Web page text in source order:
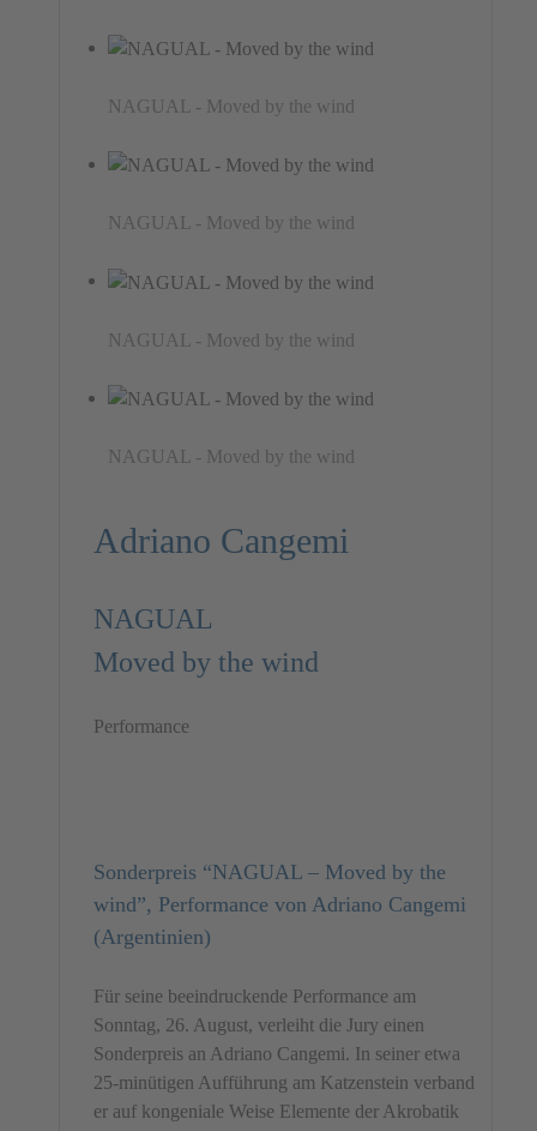
NAGUAL - Moved by the wind
NAGUAL - Moved by the wind
NAGUAL - Moved by the wind
NAGUAL - Moved by the wind
Adriano Cangemi
NAGUAL
Moved by the wind
Performance
Sonderpreis “NAGUAL – Moved by the
wind”, Performance von Adriano Cangemi
(Argentinien)
Für seine beeindruckende Performance am
Sonntag, 26. August, verleiht die Jury einen
Sonderpreis an Adriano Cangemi. In seiner etwa
25-minütigen Aufführung am Katzenstein verband
er auf kongeniale Weise Elemente der Akrobatik